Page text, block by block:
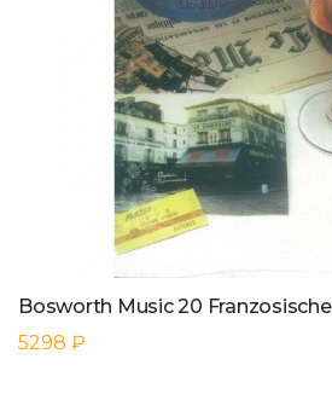
Bosworth Music 20
5298 ₽